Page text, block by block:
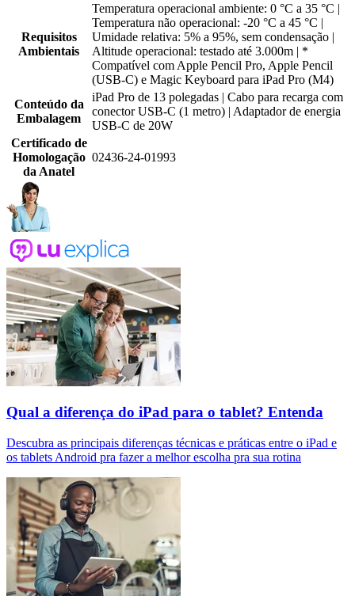
Requisitos
Ambientais
Temperatura operacional ambiente: 0 °C a 35 °C |
Temperatura não operacional: -20 °C a 45 °C |
Umidade relativa: 5% a 95%, sem condensação |
Altitude operacional: testado até 3.000m | *
Compatível com Apple Pencil Pro, Apple Pencil
(USB-C) e Magic Keyboard para iPad Pro (M4)
Conteúdo da
Embalagem
iPad Pro de 13 polegadas | Cabo para recarga com
conector USB-C (1 metro) | Adaptador de energia
USB-C de 20W
Certificado de
Homologação
da Anatel
02436-24-01993
Qual a diferença do iPad para o tablet? Entenda
Descubra as principais diferenças técnicas e práticas entre o iPad e
os tablets Android pra fazer a melhor escolha pra sua rotina